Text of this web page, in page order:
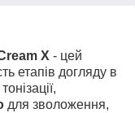
X - цей
етапів догляду в
для зволоження,